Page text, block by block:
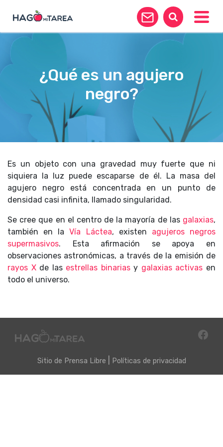
¿Qué es un agujero
negro?
Es un objeto con una gravedad muy fuerte que ni
siquiera la luz puede escaparse de él. La masa del
agujero negro está concentrada en un punto de
densidad casi infinita, llamado singularidad.
Se cree que en el centro de la mayoría de las galaxias,
también en laVía Láctea, existen agujeros negros
supermasivos. Esta afirmación se apoya en
observaciones astronómicas, a través de la emisión de
rayos Xde las estrellas binariasy galaxias activas en
todo el universo.
Sitio de Prensa Libre Políticas de privacidad